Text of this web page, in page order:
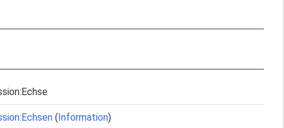
(Information)